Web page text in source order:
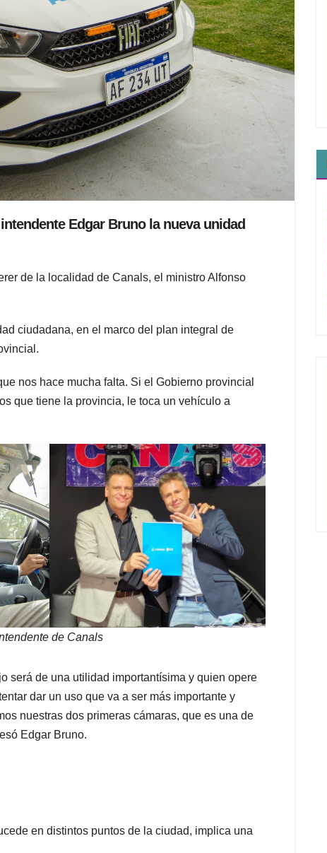
Edgar Bruno la nueva unidad
de la localidad de Canals, el ministro Alfonso
ciudadana, en el marco del plan integral de
nos hace mucha falta. Si el Gobierno provincial
que tiene la provincia, le toca un vehículo a
de Canals
será de una utilidad importantísima y quien opere
dar un uso que va a ser más importante y
nuestras dos primeras cámaras, que es una de
Edgar Bruno.
en distintos puntos de la ciudad, implica una